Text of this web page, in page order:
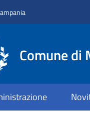
Comune di